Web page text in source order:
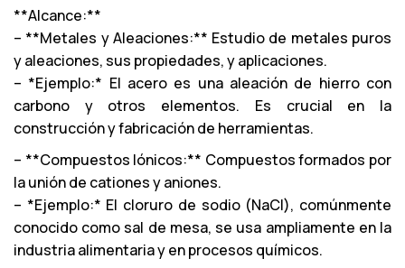
**Alcance:**
– **Metales y Aleaciones:** Estudio de metales puros
y aleaciones, sus propiedades, y aplicaciones.
– *Ejemplo:* El acero es una aleación de hierro con
carbono y otros elementos. Es crucial en la
construcción y fabricación de herramientas.
– **Compuestos Iónicos:** Compuestos formados por
la unión de cationes y aniones.
– *Ejemplo:* El cloruro de sodio (NaCl), comúnmente
conocido como sal de mesa, se usa ampliamente en la
industria alimentaria y en procesos químicos.